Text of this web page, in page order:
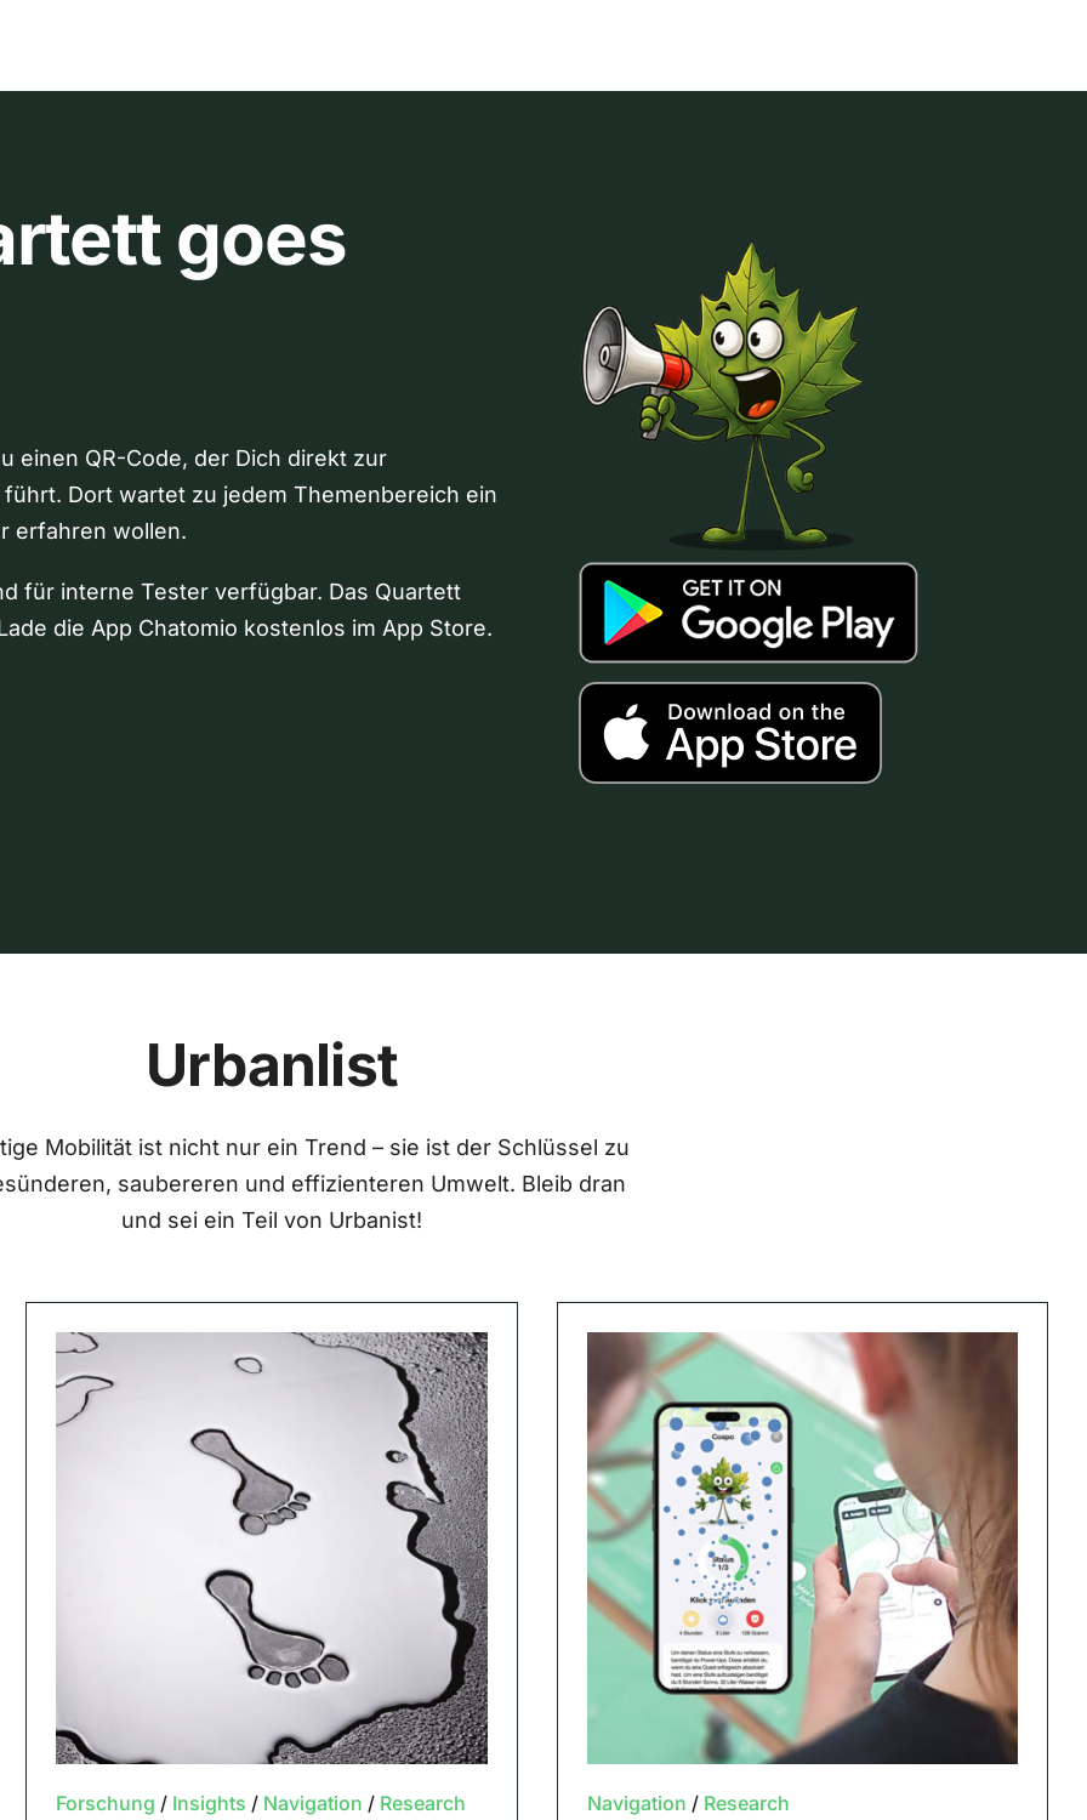
goes
einen QR-Code, der Dich direkt zur
Dort wartet zu jedem Themenbereich ein
erfahren wollen.
für interne Tester verfügbar. Das Quartett
die App Chatomio kostenlos im App Store.
Urbanlist
Mobilität ist nicht nur ein Trend – sie ist der Schlüssel zu
saubereren und effizienteren Umwelt. Bleib dran
und sei ein Teil von Urbanist!
Forschung / Insights / Navigation / Research Navigation / Research